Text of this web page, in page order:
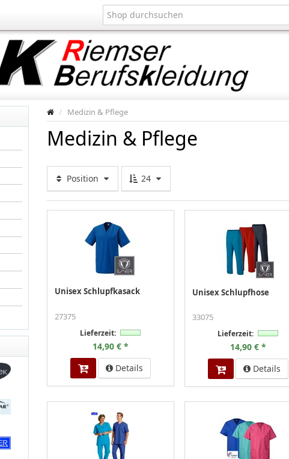
/ Medizin & Pflege
Medizin & Pflege
Position 24
Unisex Schlupfkasack
27375
Lieferzeit:
14,90 € *
Details
Unisex Schlupfhose
33075
Lieferzeit:
14,90 € *
Details